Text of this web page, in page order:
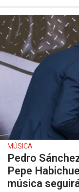
MÚSICA
Pedro
Pepe
música